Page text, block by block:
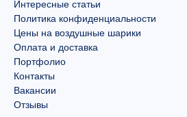
Интересные статьи
Политика конфиденциальности
Цены на воздушные шарики
Оплата и доставка
Портфолио
Контакты
Вакансии
Отзывы